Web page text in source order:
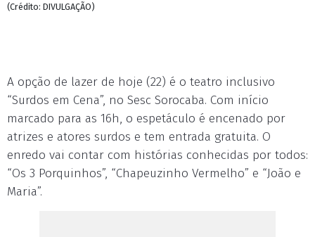
(Crédito: DIVULGAÇÃO)
A opção de lazer de hoje (22) é o teatro inclusivo
“Surdos em Cena”, no Sesc Sorocaba. Com início
marcado para as 16h, o espetáculo é encenado por
atrizes e atores surdos e tem entrada gratuita. O
enredo vai contar com histórias conhecidas por todos:
“Os 3 Porquinhos”, “Chapeuzinho Vermelho” e “João e
Maria”.